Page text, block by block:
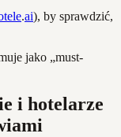
.ai), by sprawdzić,
jako „must-
i hotelarze